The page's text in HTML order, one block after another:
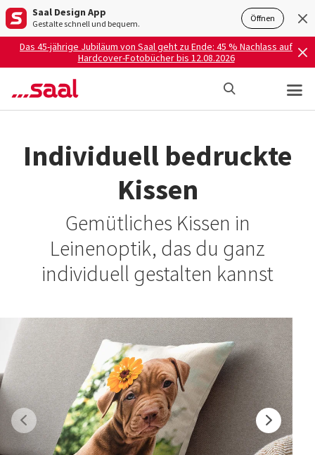
Saal Design App
Gestalte schnell und bequem. Öffnen
Das 45-jährige Jubiläum von Saal geht zu Ende: 45 % Nachlass auf
Hardcover-Fotobücher bis 12.08.2026
Individuell bedruckte
Kissen
Gemütliches Kissen in
Leinenoptik, das du ganz
individuell gestalten kannst